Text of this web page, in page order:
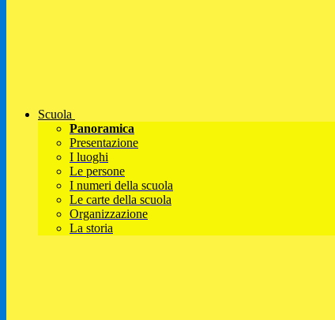
Scuola
Panoramica
Presentazione
I luoghi
Le persone
I numeri della scuola
Le carte della scuola
Organizzazione
La storia